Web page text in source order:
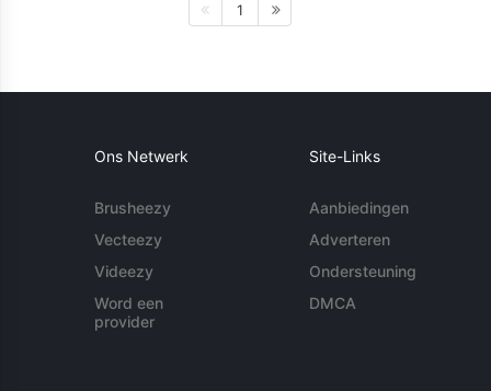
1
Ons Netwerk
Brusheezy
Vecteezy
Videezy
Word een
provider
Site-Links
Aanbiedingen
Adverteren
Ondersteuning
DMCA